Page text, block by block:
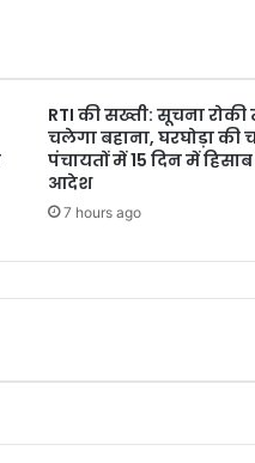
RTI की सख्ती: सूचना रोकी
चलेगा बहाना, घरघोड़ा की
पंचायतों में 15 दिन में
आदेश
7 hours ago